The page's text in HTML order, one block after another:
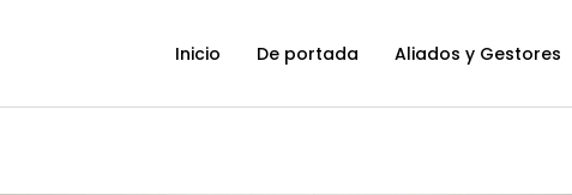
Inicio De portada Aliados y Gestores